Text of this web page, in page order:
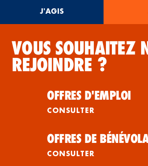
J'AGIS
VOUS SOUHAITEZ
REJOINDRE ?
OFFRES D'EMPLOI
CONSULTER
OFFRES DE
CONSULTER